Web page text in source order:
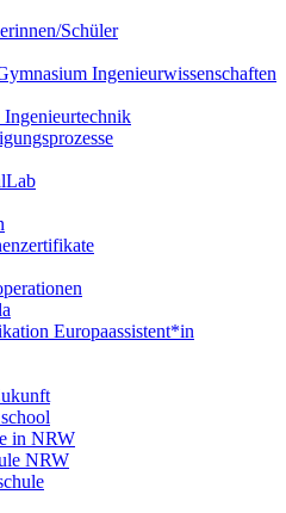
Schüler
Ingenieurwissenschaften
Europaassistent*in
in NRW
NRW